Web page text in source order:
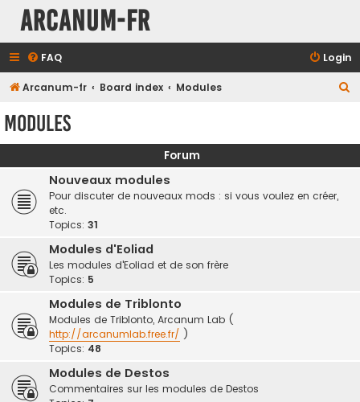
Arcanum-fr
FAQ Login
Arcanum-fr Board index Modules
c
Modules
Forum
Nouveaux modules
Pour discuter de nouveaux mods : si vous voulez en créer,
etc.
Topics: 31
Modules d'Eoliad
Les modules d'Eoliad et de son frère
Topics: 5
Modules de Triblonto
Modules de Triblonto, Arcanum Lab (
http://arcanumlab.free.fr/ )
Topics: 48
Modules de Destos
Commentaires sur les modules de Destos